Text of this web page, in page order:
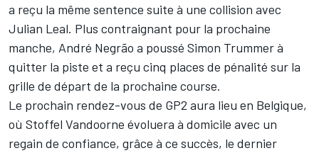
a reçu la même sentence suite à une collision avec
Julian Leal. Plus contraignant pour la prochaine
manche, André Negrão a poussé Simon Trummer à
quitter la piste et a reçu cinq places de pénalité sur la
grille de départ de la prochaine course.
Le prochain rendez-vous de GP2 aura lieu en Belgique,
où Stoffel Vandoorne évoluera à domicile avec un
regain de confiance, grâce à ce succès, le dernier